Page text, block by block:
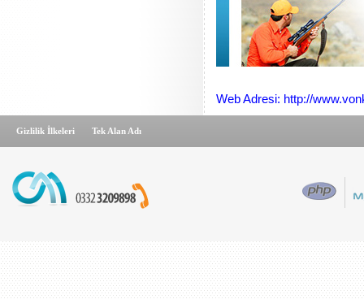
Web Adresi: http://
Gizlilik İlkeleri Tek Alan Adı